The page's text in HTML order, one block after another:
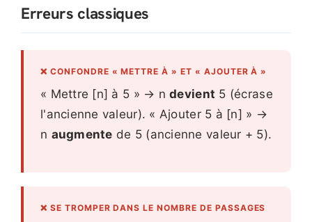
Erreurs classiques
❌ CONFONDRE « METTRE À » ET « AJOUTER À »
« Mettre [n] à 5 » → ndevient 5 (écrase
l'ancienne valeur). « Ajouter 5 à [n] » →
n augmente de 5 (ancienne valeur + 5).
❌ SE TROMPER DANS LE NOMBRE DE PASSAGES